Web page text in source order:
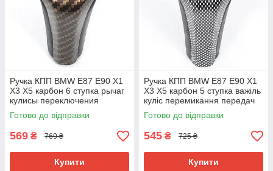
Ручка КПП BMW E87 E90 X1
X3 X5 карбон 6 ступка рычаг
кулисы переключения
передач 25117550685
Готово до відправки
569 ₴ 769 ₴
Купити
Ручка КПП BMW E87 E90 X1
X3 X5 карбон 5 ступка важіль
куліс перемикання передач
25117550685
Готово до відправки
545 ₴ 725 ₴
Купити